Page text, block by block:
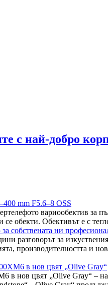
с най-добро
mm F5.6–8 OSS
вариообектив
обекти. Обективът е с
собствената ни
разговорът за
производителността и
в нов цвят „Olive Gray“
в нов цвят „Olive Gray“ –